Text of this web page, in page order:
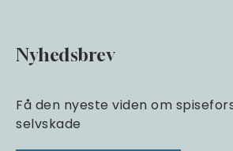
Nyhedsbrev
Få den nyeste viden om
selvskade